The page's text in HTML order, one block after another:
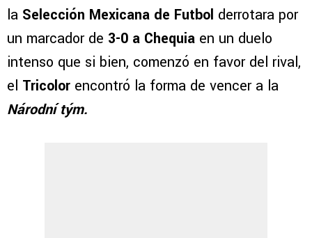
la Selección Mexicana de Futbol derrotara por
un marcador de 3-0 a Chequia en un duelo
intenso que si bien, comenzó en favor del rival,
el Tricolor encontró la forma de vencer a la
Národní tým.